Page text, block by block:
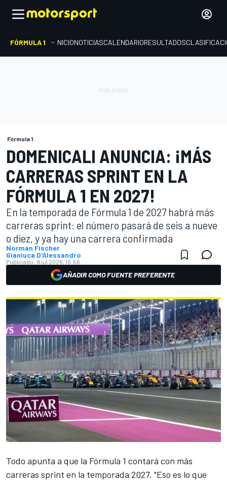
FÓRMULA 1 INICIONOTICIASCALENDARIORESULTADOS
Fórmula 1
DOMENICALI ANUNCIA: ¡MÁS
CARRERAS SPRINT EN LA
FÓRMULA 1 EN 2027!
En la temporada de Fórmula 1 de 2027 habrá más
carreras sprint: el número pasará de seis a nueve
o diez, y ya hay una carrera confirmada
Norman Fischer
Gianluca D'Alessandro
Publicado: 9 jul 2026, 10:56
AÑADIR COMO FUENTE PREFERENTE
Todo apunta a que la Fórmula 1 contará con más
carreras sprint en la temporada 2027. "Eso es lo que